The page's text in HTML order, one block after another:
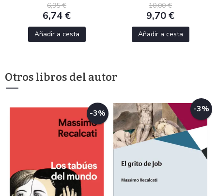
6,95 €
6,74 €
Añadir a cesta
10,00 €
9,70 €
Añadir a cesta
Otros libros del autor
-3% -3%